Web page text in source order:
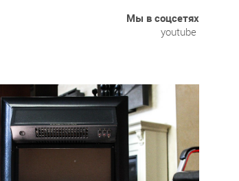
Мы в соцсетях
youtube